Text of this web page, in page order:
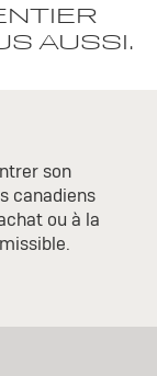
AUSSI.
son
canadiens
ou à la